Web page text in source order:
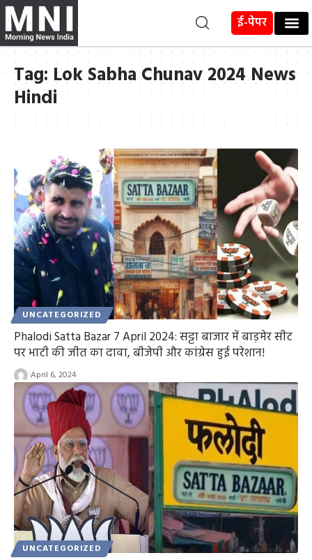
ई-पेपर
Tag: Lok Sabha Chunav 2024 News
Hindi
UNCATEGORIZED
Phalodi Satta Bazar 7 April 2024: सट्टा बाजार में बाड़मेर सीट
पर भाटी की जीत का दावा, बीजेपी और कांग्रेस हुई परेशान!
April 6, 2024
UNCATEGORIZED